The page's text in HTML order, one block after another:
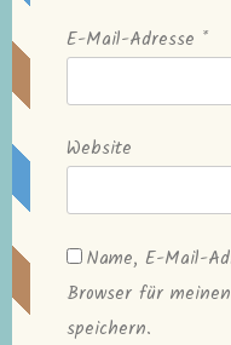
E-Mail-Adresse *
Website
Name, E-Mail-
Browser für
speichern.